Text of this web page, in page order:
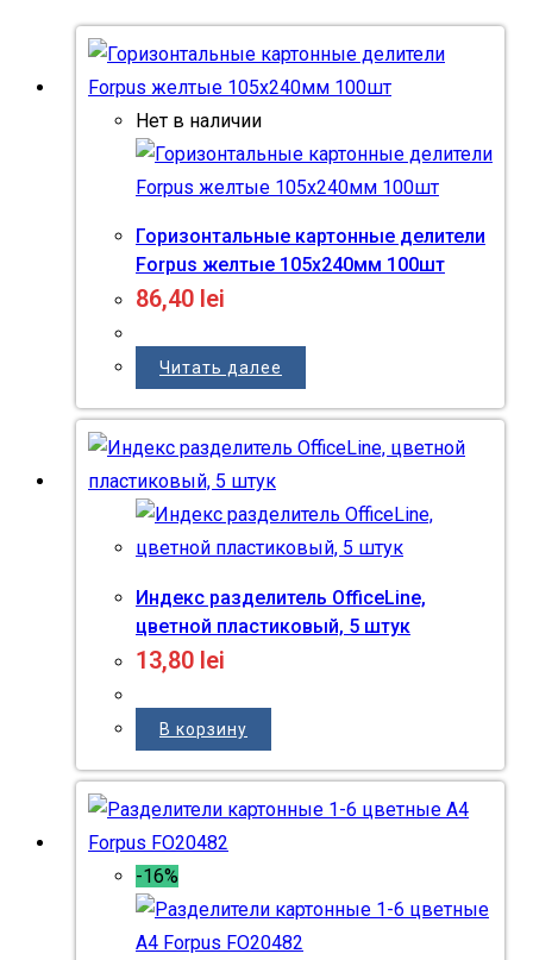
Нет в наличии
Горизонтальные картонные делители
Forpus желтые 105х240мм 100шт
86,40 lei
Читать далее
Индекс разделитель OfficeLine,
цветной пластиковый, 5 штук
13,80 lei
В корзину
-16%